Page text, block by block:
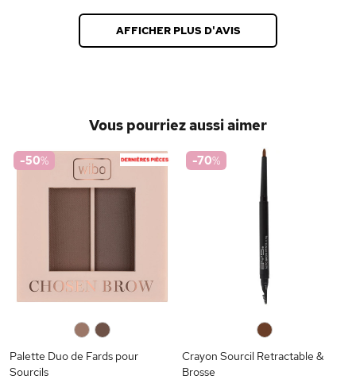
AFFICHER PLUS D'AVIS
Vous pourriez aussi aimer
-50%
Palette Duo de Fards pour
Sourcils
-70%
Crayon Sourcil Retractable &
Brosse